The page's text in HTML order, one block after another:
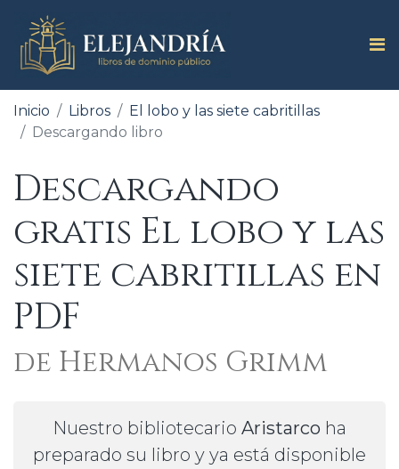
Inicio Libros
El lobo y las siete cabritillas
Descargando libro
Descargando
gratis El lobo y las
siete cabritillas en
PDF
de Hermanos Grimm
Nuestro bibliotecario Aristarco ha
preparado su libro y ya está disponible